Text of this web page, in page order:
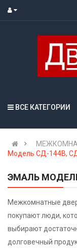
ВСЕ КАТЕГОРИИ
Модель СД-144В,
ЭМАЛЬ
Межкомнатные
покупают люди,
выбирают
долговечный